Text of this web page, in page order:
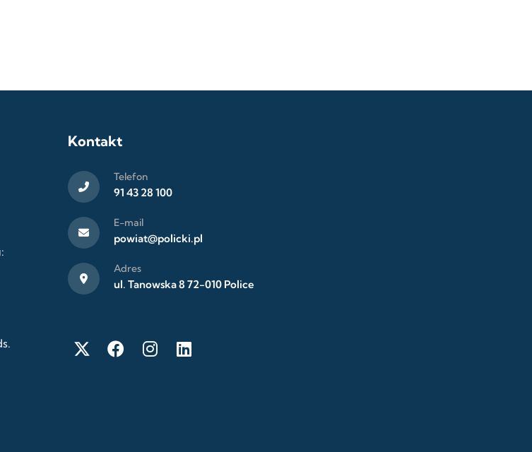
Kontakt
Telefon
91 43 28 100
E-mail
powiat@policki.pl
Adres
ul. Tanowska 8 72-010 Police